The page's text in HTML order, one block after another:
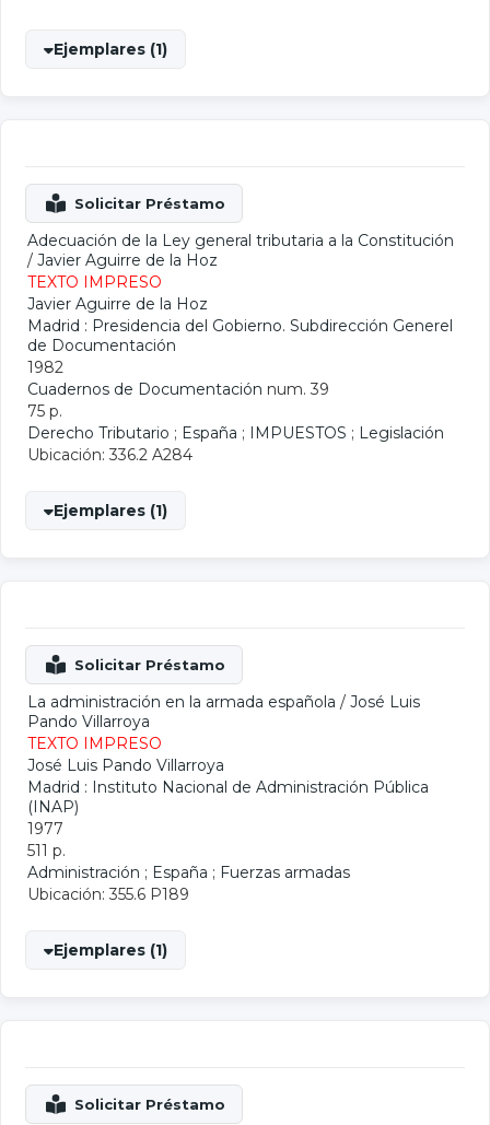
Ejemplares (1)
Adecuación de la Ley general tributaria a la Constitución
/ Javier Aguirre de la Hoz
TEXTO IMPRESO
Javier Aguirre de la Hoz
Madrid : Presidencia del Gobierno. Subdirección Generel
de Documentación
1982
Cuadernos de Documentación num. 39
75 p.
Derecho Tributario ; España ; IMPUESTOS ; Legislación
Ubicación: 336.2 A284
Ejemplares (1)
La administración en la armada española / José Luis
Pando Villarroya
TEXTO IMPRESO
José Luis Pando Villarroya
Madrid : Instituto Nacional de Administración Pública
(INAP)
1977
511 p.
Administración ; España ; Fuerzas armadas
Ubicación: 355.6 P189
Ejemplares (1)